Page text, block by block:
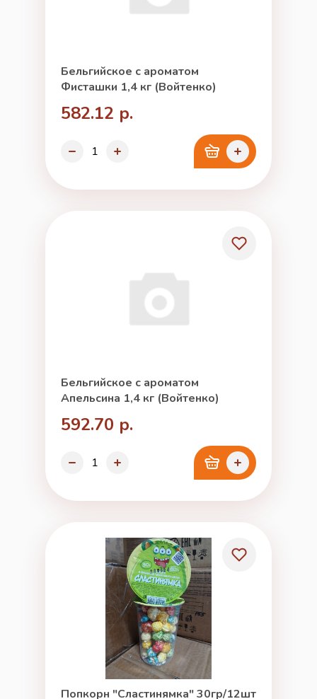
Бельгийское с ароматом
Фисташки 1,4 кг (Войтенко)
582.12 р.
Бельгийское с ароматом
Апельсина 1,4 кг (Войтенко)
592.70 р.
Попкорн "Сластинямка" 30гр/12шт